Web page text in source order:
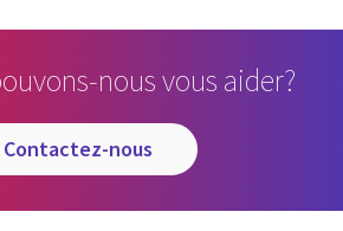
nous vous aider?
contactez-nous